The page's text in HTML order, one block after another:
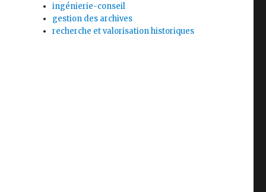
ingénierie-conseil
gestion des archives
recherche et valorisation historiques